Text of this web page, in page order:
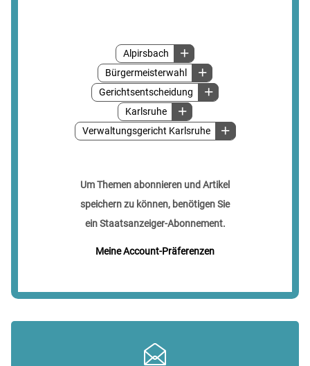
Alpirsbach
Bürgermeisterwahl
Gerichtsentscheidung
Karlsruhe
Verwaltungsgericht Karlsruhe
Um Themen abonnieren und Artikel
speichern zu können, benötigen Sie
ein Staatsanzeiger-Abonnement.
Meine Account-Präferenzen